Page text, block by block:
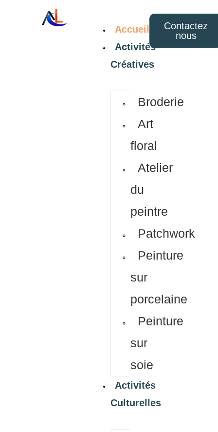
Accueil
Activités
Créatives
Broderie
Art
floral
Atelier
du
peintre
Patchwork
Peinture
sur
porcelaine
Peinture
sur
soie
Activités
Culturelles
Contactez
nous